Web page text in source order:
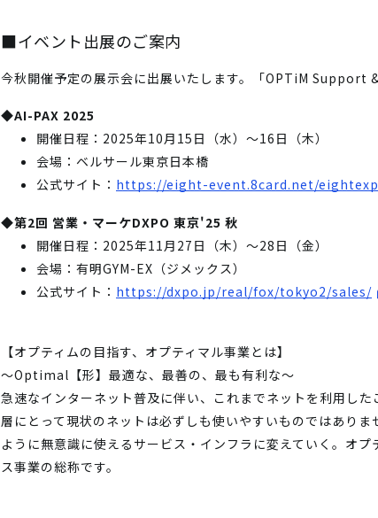
■イベント出展のご案内
今秋開催予定の展示会に出展いたします。「OPTiM Support
◆AI-PAX 2025
開催日程：2025年10月15日（水）～16日（木）
会場：ベルサール東京日本橋
公式サイト： https://eight-event.8card.net/
◆第2回 営業・マーケDXPO 東京'25 秋
開催日程：2025年11月27日（木）～28日（金）
会場：有明GYM-EX（ジメックス）
公式サイト： https://dxpo.jp/real/fox/tokyo2/sales/
【オプティムの目指す、オプティマル事業とは】
～Optimal【形】最適な、最善の、最も有利な～
急速なインターネット普及に伴い、これまでネットを利用し
層にとって現状のネットは必ずしも使いやすいものではあり
ように無意識に使えるサービス・インフラに変えていく。オ
ス事業の総称です。